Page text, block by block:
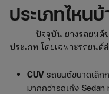
ประเภทไหน
ปัจจุบัน ยางรถยนต์ขอ
ประเภท โดยเฉพาะรถยน
CUV รถยนต์ขนาดเล็ก
มากกว่ารถเก๋ง Sedan